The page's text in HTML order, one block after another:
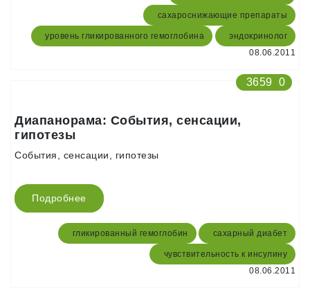
сахароснижающие препараты
уровень гликированного гемоглобина
эндокринолог
08.06.2011
3659 0
Диапанорама: События, сенсации,
гипотезы
События, сенсации, гипотезы
Подробнее
гликированный гемоглобин сахарный диабет
чувствительность к инсулину
08.06.2011